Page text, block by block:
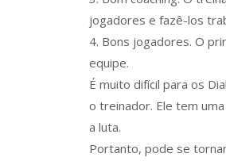
jogadores e fazê-los
4. Bons jogadores. O
equipe.
É muito difícil para os
o treinador. Ele tem
a luta.
Portanto, pode se